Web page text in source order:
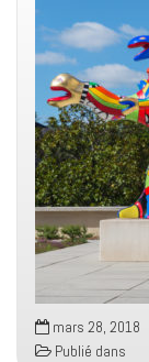
mars 28, 2018
Publié dans